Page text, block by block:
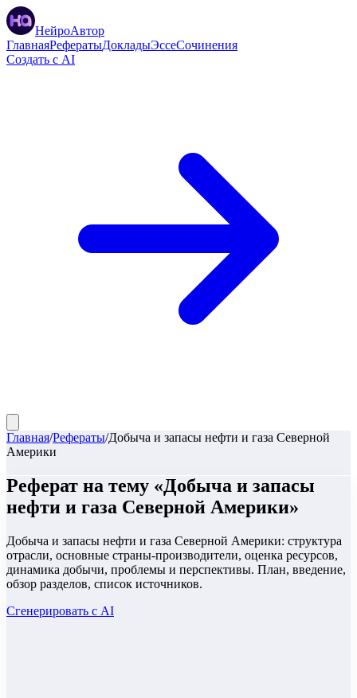
НейроАвтор
ГлавнаяРефератыДокладыЭссеСочинения
Создать с AI
Главная/Рефераты/Добыча и запасы нефти и газа Северной
Америки
Реферат на тему «Добыча и запасы
нефти и газа Северной Америки»
Добыча и запасы нефти и газа Северной Америки: структура
отрасли, основные страны-производители, оценка ресурсов,
динамика добычи, проблемы и перспективы. План, введение,
обзор разделов, список источников.
Сгенерировать с AI